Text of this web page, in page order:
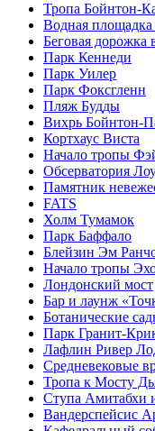
Тропа Бойнтон-
Водная площадка
Беговая дорожка
Парк Кеннеди
Парк Уилер
Парк Фоксгленн
Пляж Будды
Вихрь Бойнтон-
Кортхаус Виста
Начало тропы
Обсерватория
Памятник
FATS
Холм Тумамок
Парк Баффало
Блейзин Эм
Начало тропы
Лондонский мост
Бар и лаунж
Ботанические
Парк Гранит-
Лафлин Ривер
Средневековые
Тропа к Мосту
Ступа Амитабхи
Вандерспейсис